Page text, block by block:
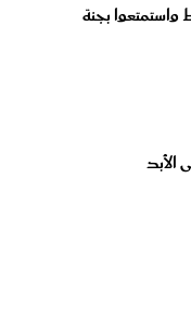
واستمتعوا بجنة
الأبد